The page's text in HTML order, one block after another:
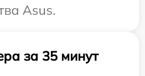
Asus.
за 35 минут